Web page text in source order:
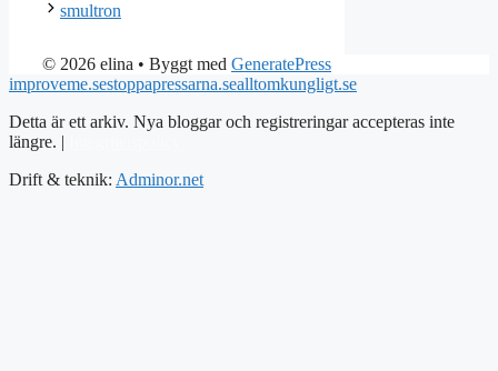
smultron
© 2026 elina • Byggt med GeneratePress
improveme.sestoppapressarna.sealltomkungligt.se
Detta är ett arkiv. Nya bloggar och registreringar accepteras inte
längre. |
Drift & teknik: Adminor.net